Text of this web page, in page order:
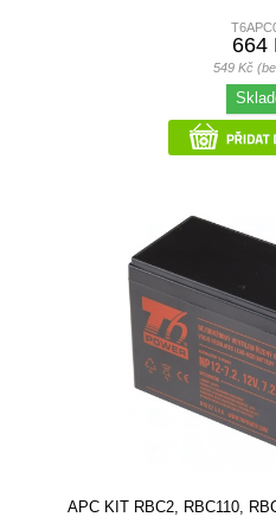
664
549 Kč
APC KIT RBC2, RBC110,